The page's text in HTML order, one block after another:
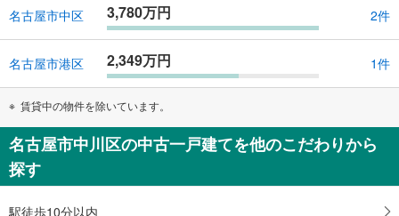
名古屋市中区 3,780万円 2件
名古屋市港区 2,349万円 1件
賃貸中の物件を除いています。
名古屋市中川区の中古一戸建てを他のこだわりから
探す
駅徒歩10分以内